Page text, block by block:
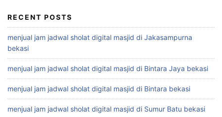
RECENT POSTS
menjual jam jadwal sholat digital masjid di Jakasampurna
bekasi
menjual jam jadwal sholat digital masjid di Bintara Jaya bekasi
menjual jam jadwal sholat digital masjid di Bintara bekasi
menjual jam jadwal sholat digital masjid di Sumur Batu bekasi